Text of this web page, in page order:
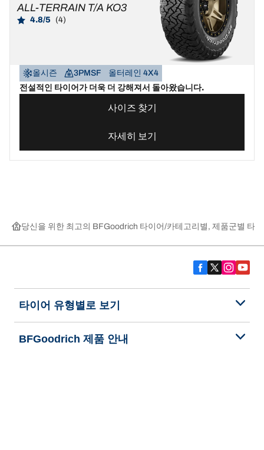
ALL-TERRAIN T/A KO3
4.8/5 (4)
올시즌 3PMSF
올터레인 4X4
전설적인 타이어가 더욱 더 강해져서 돌아왔습니다.
사이즈 찾기
자세히 보기
당신을 위한 최고의 BFGoodrich 타이어 카테고리별, 제품군별 타
타이어 유형별로 보기
BFGoodrich 제품 안내